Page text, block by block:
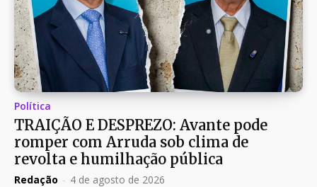
Política
TRAIÇÃO E DESPREZO: Avante pode
romper com Arruda sob clima de
revolta e humilhação pública
Redação - 4 de agosto de 2026